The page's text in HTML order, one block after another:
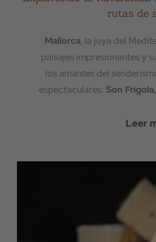
rutas de
Mallorca, la joya del
paisajes impresionantes y
los amantes del
espectaculares: Son
Leer